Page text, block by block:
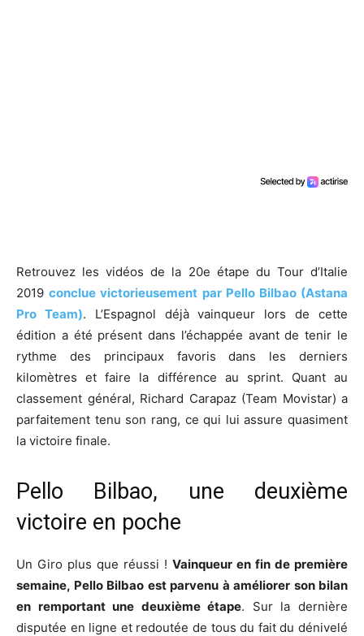
Retrouvez les vidéos de la 20e étape du Tour d’Italie
2019conclue victorieusement par Pello Bilbao (Astana
Pro Team). L’Espagnol déjà vainqueur lors de cette
édition a été présent dans l’échappée avant de tenir le
rythme des principaux favoris dans les derniers
kilomètres et faire la différence au sprint. Quant au
classement général, Richard Carapaz (Team Movistar) a
parfaitement tenu son rang, ce qui lui assure quasiment
la victoire finale.
Pello Bilbao, une deuxième
victoire en poche
Un Giro plus que réussi ! Vainqueur en fin de première
semaine, Pello Bilbao est parvenu à améliorer son bilan
en remportant une deuxième étape. Sur la dernière
disputée en ligne et redoutée de tous du fait du dénivelé